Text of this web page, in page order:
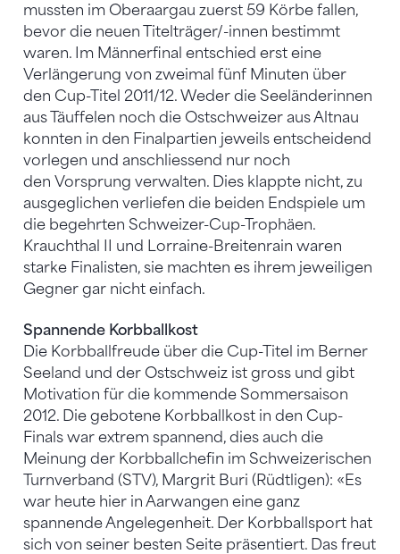
mussten im Oberaargau zuerst 59 Körbe fallen,
bevor die neuen Titelträger/-innen bestimmt
waren. Im Männerfinal entschied erst eine
Verlängerung von zweimal fünf Minuten über
den Cup-Titel 2011/12. Weder die Seeländerinnen
aus Täuffelen noch die Ostschweizer aus Altnau
konnten in den Finalpartien jeweils entscheidend
vorlegen und anschliessend nur noch
den Vorsprung verwalten. Dies klappte nicht, zu
ausgeglichen verliefen die beiden Endspiele um
die begehrten Schweizer-Cup-Trophäen.
Krauchthal II und Lorraine-Breitenrain waren
starke Finalisten, sie machten es ihrem jeweiligen
Gegner gar nicht einfach.
Spannende Korbballkost
Die Korbballfreude über die Cup-Titel im Berner
Seeland und der Ostschweiz ist gross und gibt
Motivation für die kommende Sommersaison
2012. Die gebotene Korbballkost in den Cup-
Finals war extrem spannend, dies auch die
Meinung der Korbballchefin im Schweizerischen
Turnverband (STV), Margrit Buri (Rüdtligen): «Es
war heute hier in Aarwangen eine ganz
spannende Angelegenheit. Der Korbballsport hat
sich von seiner besten Seite präsentiert. Das freut